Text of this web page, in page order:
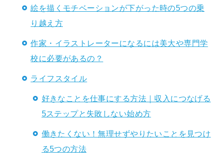
絵を描くモチベーションが下がった時の5つの乗
り越え方
作家・イラストレーターになるには美大や専門学
校に必要があるの？
ライフスタイル
好きなことを仕事にする方法｜収入につなげる
5ステップと失敗しない始め方
働きたくない！無理せずやりたいことを見つけ
る5つの方法